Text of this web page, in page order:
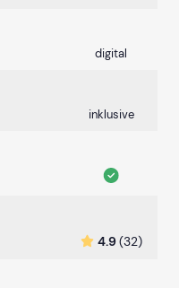
digital
inklusive
4.9(32)